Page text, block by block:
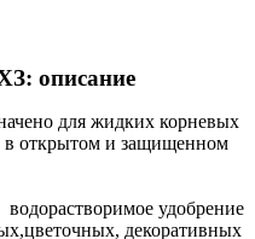
описание
для жидких корневых
в открытом и защищенном
удобрение
декоративных